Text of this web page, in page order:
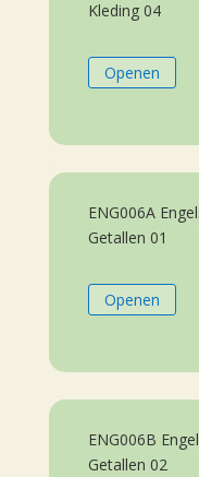
Kleding 04
Openen
ENG006A
Getallen 01
Openen
ENG006B
Getallen 02